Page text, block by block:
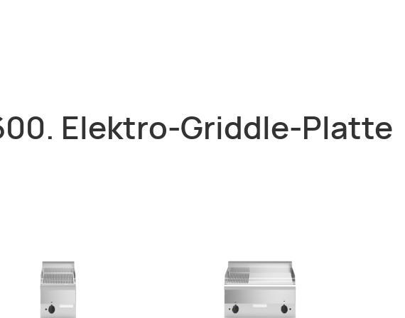
Elektro-Griddle-Platte